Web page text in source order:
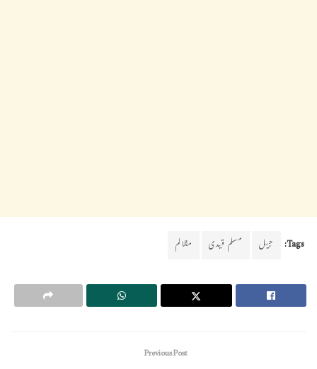
Tags: جیل مسلم قیدی مظالم
Previous Post